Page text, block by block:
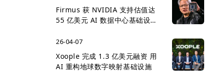
Firmus 获 NVIDIA 支持估值达
55 亿美元 AI 数据中心基础设施
26-04-07
Xoople 完成 1.3 亿美元融资 用
AI 重构地球数字映射基础设施